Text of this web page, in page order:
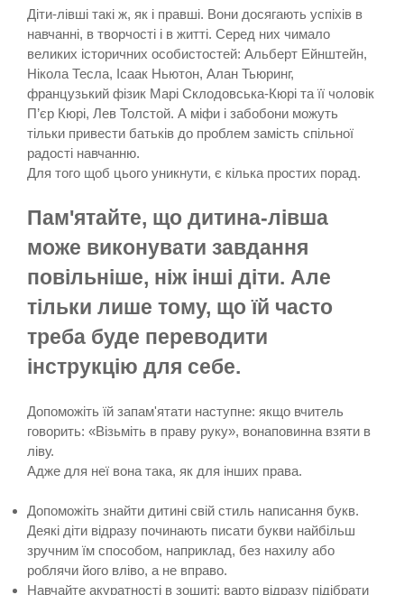
Діти-лівші такі ж, як і правші. Вони досягають успіхів в
навчанні, в творчості і в житті. Серед них чимало
великих історичних особистостей: Альберт Ейнштейн,
Нікола Тесла, Ісаак Ньютон, Алан Тьюринг,
французький фізик Марі Склодовська-Кюрі та її чоловік
П’єр Кюрі, Лев Толстой. А міфи і забобони можуть
тільки привести батьків до проблем замість спільної
радості навчанню.
Для того щоб цього уникнути, є кілька простих порад.
Пам'ятайте, що дитина-лівша
може виконувати завдання
повільніше, ніж інші діти. Але
тільки лише тому, що їй часто
треба буде переводити
інструкцію для себе.
Допоможіть їй запам'ятати наступне: якщо вчитель
говорить: «Візьміть в праву руку», вонаповинна взяти в
ліву.
Адже для неї вона така, як для інших права.
Допоможіть знайти дитині свій стиль написання букв.
Деякі діти відразу починають писати букви найбільш
зручним їм способом, наприклад, без нахилу або
роблячи його вліво, а не вправо.
Навчайте акуратності в зошиті: варто відразу підібрати